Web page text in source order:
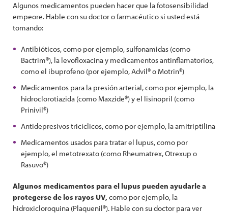
Algunos medicamentos pueden hacer que la fotosensibilidad
empeore. Hable con su doctor o farmacéutico si usted está
tomando:
Antibióticos, como por ejemplo, sulfonamidas (como
Bactrim®), la levofloxacina y medicamentos antinflamatorios,
como el ibuprofeno (por ejemplo, Advil® o Motrin®)
Medicamentos para la presión arterial, como por ejemplo, la
hidroclorotiazida (como Maxzide®) y el lisinopril (como
Prinivil®)
Antidepresivos tricíclicos, como por ejemplo, la amitriptilina
Medicamentos usados para tratar el lupus, como por
ejemplo, el metotrexato (como Rheumatrex, Otrexup o
Rasuvo®)
Algunos medicamentos para el lupus pueden ayudarle a
protegerse de los rayos UV,como por ejemplo, la
hidroxicloroquina (Plaquenil®). Hable con su doctor para ver